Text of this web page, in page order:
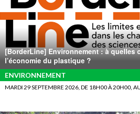
[BorderLine] Environnement : à quelles
l’économie du plastique ?
ENVIRONNEMENT
MARDI 29 SEPTEMBRE 2026, DE 18H00 À 20H00,